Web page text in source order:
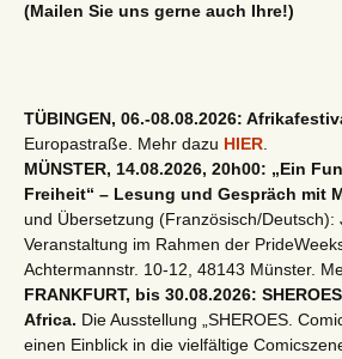
(Mailen Sie uns gerne auch Ihre!)
TÜBINGEN, 06.-08.08.2026:
Europastraße. Mehr dazu HIER
MÜNSTER, 14.08.2026, 20h00: „Ein
Freiheit“ – Lesung und Gespräch mit
und Übersetzung (Französisch/Deutsch):
Veranstaltung im Rahmen der
Achtermannstr. 10-12, 48143 Münster.
FRANKFURT, bis 30.08.2026:
Africa. Die Ausstellung „SHEROES.
einen Einblick in die vielfältige